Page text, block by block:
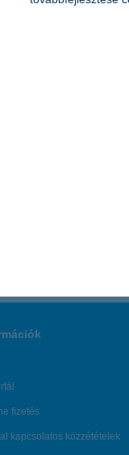
fizetés
kapcsolatos közzétételek